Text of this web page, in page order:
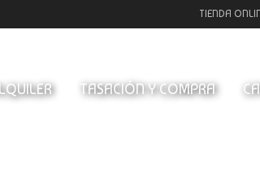
TIENDA
TASACIÓN Y COMPRA